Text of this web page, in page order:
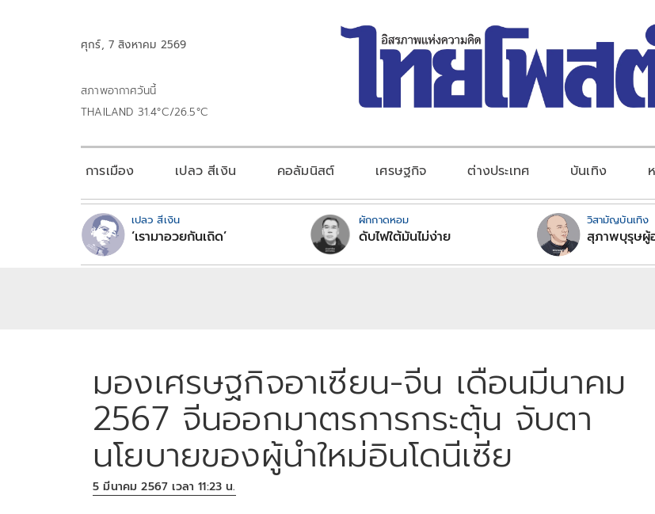
ศุกร์, 7 สิงหาคม 2569
สภาพอากาศวันนี้
THAILAND 31.4°C/26.5°C
การเมือง เปลว สีเงิน คอลัมนิสต์ เศรษฐกิจ ต่างประเทศ บันเทิง
เปลว สีเงิน
‘เรามาอวยกันเถิด’
ผักกาดหอม
ดับไฟใต้มันไม่ง่าย
วิสามัญบันเทิง
สุภาพบุรุษผู้
มองเศรษฐกิจอาเซียน-จีน เดือนมีนาคม
2567 จีนออกมาตรการกระตุ้น จับตา
นโยบายของผู้นำใหม่อินโดนีเซีย
5 มีนาคม 2567 เวลา 11:23 น.